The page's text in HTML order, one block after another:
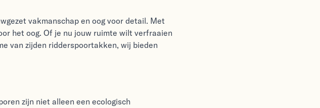
vakmanschap en oog voor detail. Met
het oog. Of je nu jouw ruimte wilt verfraaien
van zijden ridderspoortakken, wij bieden
zijn niet alleen een ecologisch